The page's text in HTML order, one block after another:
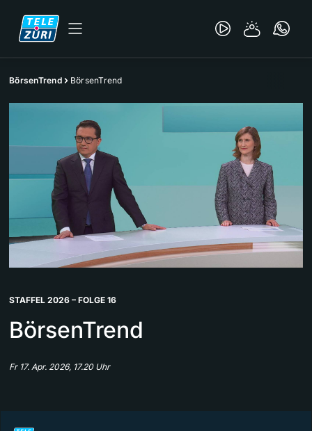
BörsenTrend BörsenTrend
STAFFEL 2026 – FOLGE 16
BörsenTrend
Fr 17. Apr. 2026, 17.20 Uhr